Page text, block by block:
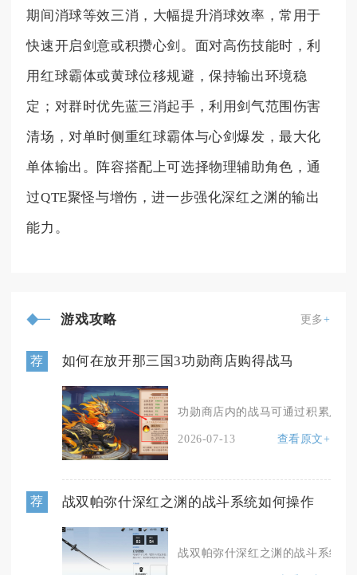
期间消球等效三消，大幅提升消球效率，常用于
快速开启剑意或积攒心剑。面对高伤技能时，利
用红球霸体或黄球位移规避，保持输出环境稳
定；对群时优先蓝三消起手，利用剑气范围伤害
清场，对单时侧重红球霸体与心剑爆发，最大化
单体输出。阵容搭配上可选择物理辅助角色，通
过QTE聚怪与增伤，进一步强化深红之渊的输出
能力。
游戏攻略 更多+
荐 如何在放开那三国3功勋商店购得战马
功勋商店内的战马可通过积累足
2026-07-13 查看原文+
荐 战双帕弥什深红之渊的战斗系统如何操作
战双帕弥什深红之渊的战斗系统